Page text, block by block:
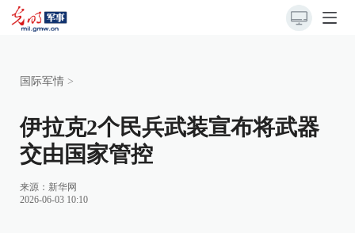
国际军情 >
伊拉克2个民兵武装宣布将武器
交由国家管控
来源： 新华网
2026-06-03 10:10